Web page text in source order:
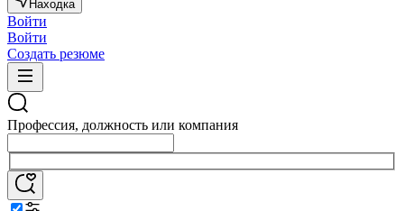
Находка
Войти
Войти
Создать резюме
Профессия, должность или компания